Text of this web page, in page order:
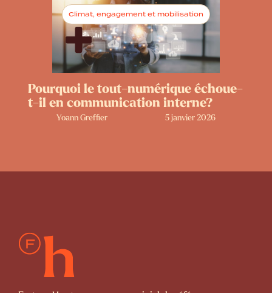
Climat, engagement et mobilisation
Pourquoi le tout-numérique échoue-
t-il en communication interne?
Yoann Greffier 5 janvier 2026